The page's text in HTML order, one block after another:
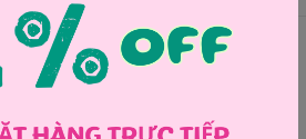
Chia sẻ